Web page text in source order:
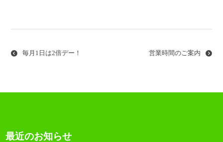
稿
ナ
ョ
毎月1日は2倍デー！ 営業時間のご案内
最近のお知らせ